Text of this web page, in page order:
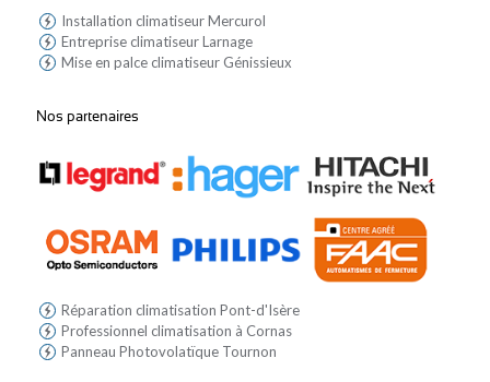
Installation climatiseur Mercurol
Entreprise climatiseur Larnage
Mise en palce climatiseur Génissieux
Nos partenaires
Réparation climatisation Pont-d'Isère
Professionnel climatisation à Cornas
Panneau Photovolatïque Tournon